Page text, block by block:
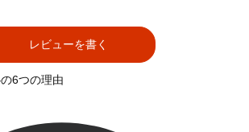
レビューを書く
6つの理由